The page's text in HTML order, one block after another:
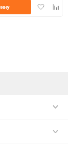
Добавить